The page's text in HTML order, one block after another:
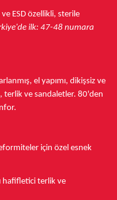
ESD özellikli, sterile
ilk: 47-48 numara
el yapımı, dikişsiz ve
, terlik ve sandaletler. 80'den
için özel esnek
hafifletici terlik ve